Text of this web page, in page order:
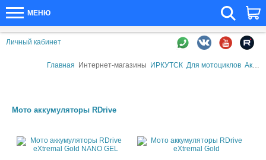
МЕНЮ
Личный кабинет
Главная Интернет-магазины ИРКУТСК Для мотоциклов Аккумуляторы для мотоциклов
Мото аккумуляторы RDrive